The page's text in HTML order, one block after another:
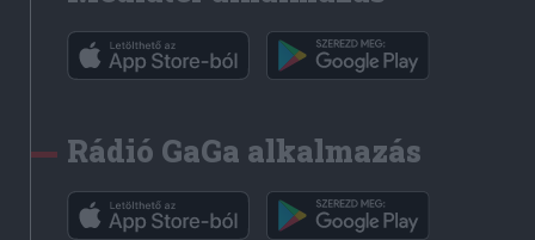
Rádió GaGa alkalmazás